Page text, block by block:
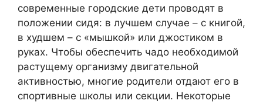
современные городские дети проводят в
положении сидя: в лучшем случае – с книгой,
в худшем – с «мышкой» или джостиком в
руках. Чтобы обеспечить чадо необходимой
растущему организму двигательной
активностью, многие родители отдают его в
спортивные школы или секции. Некоторые